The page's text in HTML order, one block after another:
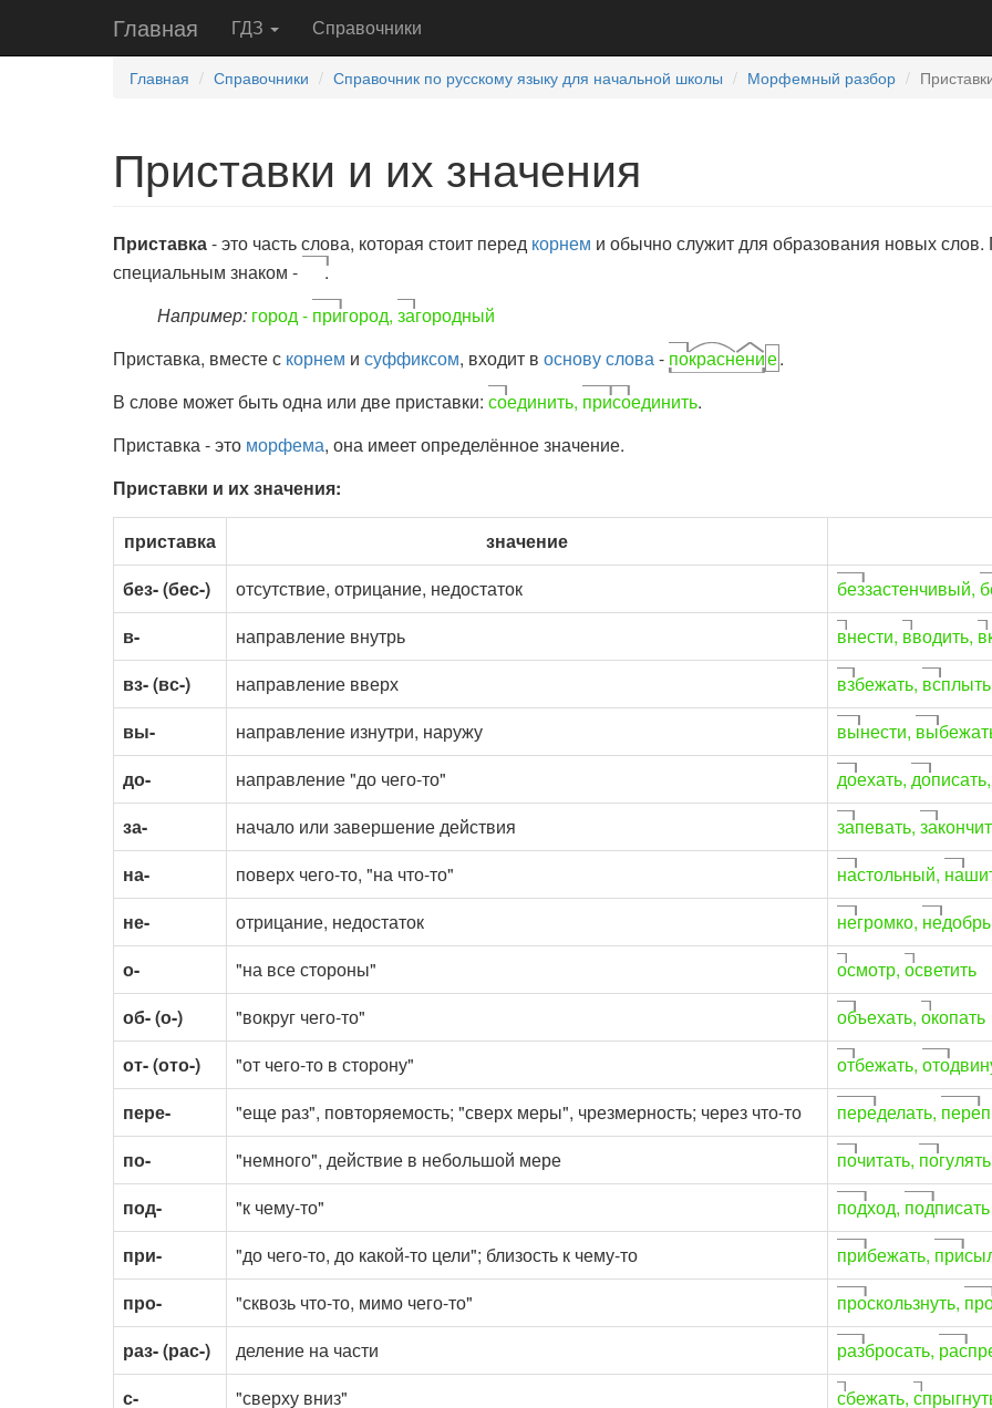
Главная ГДЗ Справочники
Главная Справочники Справочник по русскому языку для начальной школы Морфемный разбор
Приставки и их значения
Приставка- это часть слова, которая стоит перед корнем и обычно служит для образования новых слов.
специальным знаком -
.
Например: город - пригород, загородный
Приставка, вместе с корнем и суффиксом, входит в основу слова- покраснение.
В слове может быть одна или две приставки: соединить, присоединить.
Приставка - это морфема, она имеет определённое значение.
Приставки и их значения:
приставка значение
без- (бес-)
отсутствие, отрицание, недостаток беззастенчивый,
в-
направление внутрь внести, вводить, в
вз- (вс-)
направление вверх взбежать, всплыть
вы-
направление изнутри, наружу вынести, вы
до-
направление "до чего-то" доехать, дописать,
за-
начало или завершение действия запевать, за
на-
поверх чего-то, "на что-то" настольный, на
не-
отрицание, недостаток негромко, не
о-
"на все стороны" осмотр, осветить
об- (о-)
"вокруг чего-то" объехать, окопать
от- (ото-)
"от чего-то в сторону" отбежать, ото
пере-
"еще раз", повторяемость; "сверх меры", чрезмерность; через что-то переделать, пере
по-
"немного", действие в небольшой мере почитать, по
под-
"к чему-то" подход, подписать
при-
"до чего-то, до какой-то цели"; близость к чему-то прибежать, при
про-
"сквозь что-то, мимо чего-то" проскользнуть,
раз- (рас-)
деление на части разбросать, рас
с-
"сверху вниз" сбежать, с